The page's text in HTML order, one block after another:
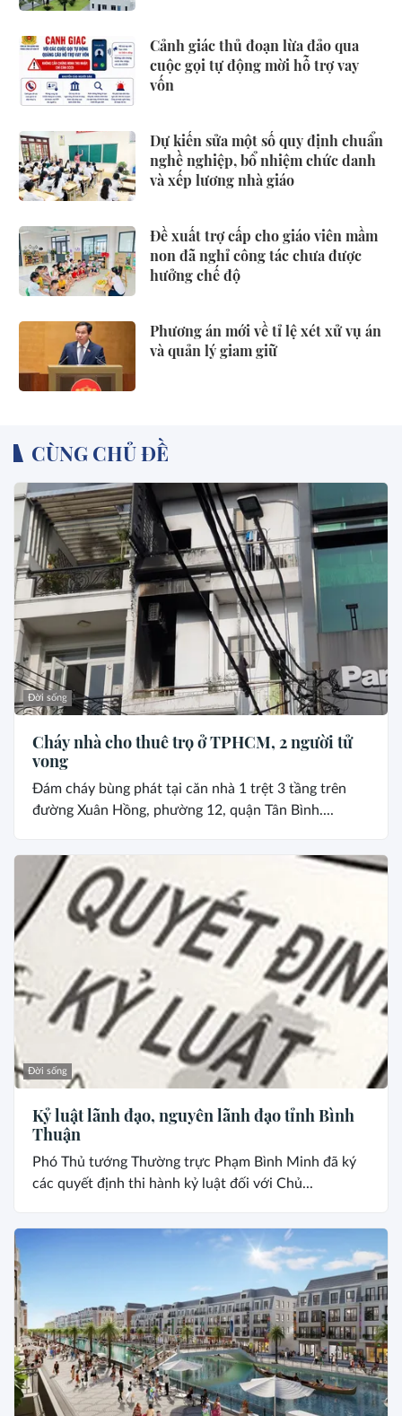
Cảnh giác thủ đoạn lừa đảo qua
cuộc gọi tự động mời hỗ trợ vay
vốn
Dự kiến sửa một số quy định chuẩn
nghề nghiệp, bổ nhiệm chức danh
và xếp lương nhà giáo
Đề xuất trợ cấp cho giáo viên mầm
non đã nghỉ công tác chưa được
hưởng chế độ
Phương án mới về tỉ lệ xét xử vụ án
và quản lý giam giữ
CÙNG CHỦ ĐỀ
Đời sống
Cháy nhà cho thuê trọ ở TPHCM, 2 người tử
vong
Đám cháy bùng phát tại căn nhà 1 trệt 3 tầng trên
đường Xuân Hồng, phường 12, quận Tân Bình....
Đời sống
Kỷ luật lãnh đạo, nguyên lãnh đạo tỉnh Bình
Thuận
Phó Thủ tướng Thường trực Phạm Bình Minh đã ký
các quyết định thi hành kỷ luật đối với Chủ...